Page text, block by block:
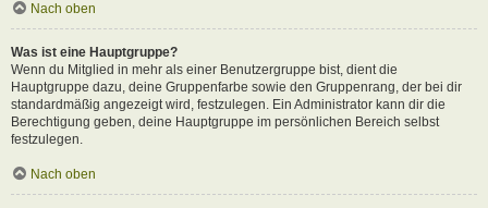
Nach oben
Was ist eine Hauptgruppe?
Wenn du Mitglied in mehr als einer Benutzergruppe bist, dient die
Hauptgruppe dazu, deine Gruppenfarbe sowie den Gruppenrang, der bei dir
standardmäßig angezeigt wird, festzulegen. Ein Administrator kann dir die
Berechtigung geben, deine Hauptgruppe im persönlichen Bereich selbst
festzulegen.
Nach oben